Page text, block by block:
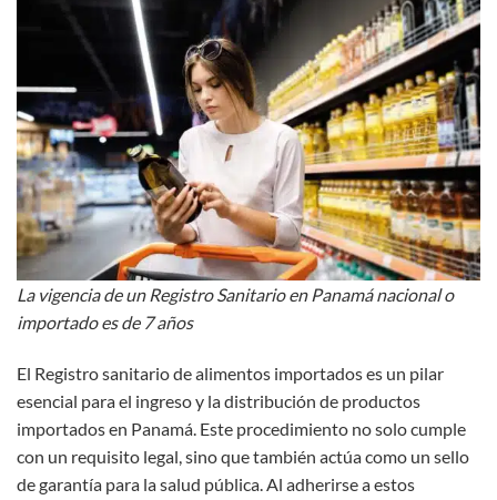
La vigencia de un Registro Sanitario en Panamá nacional o
importado es de 7 años
El Registro sanitario de alimentos importados es un pilar
esencial para el ingreso y la distribución de productos
importados en Panamá. Este procedimiento no solo cumple
con un requisito legal, sino que también actúa como un sello
de garantía para la salud pública. Al adherirse a estos